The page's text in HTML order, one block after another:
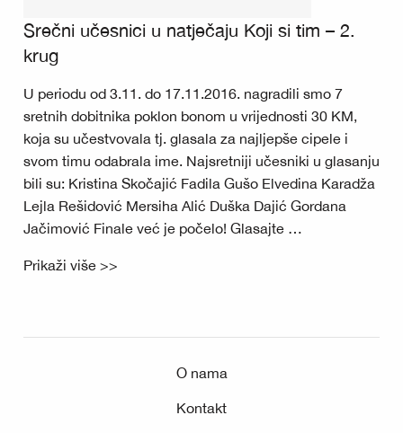
Srečni učesnici u natječaju Koji si tim – 2.
krug
U periodu od 3.11. do 17.11.2016. nagradili smo 7
sretnih dobitnika poklon bonom u vrijednosti 30 KM,
koja su učestvovala tj. glasala za najljepše cipele i
svom timu odabrala ime. Najsretniji učesniki u glasanju
bili su: Kristina Skočajić Fadila Gušo Elvedina Karadža
Lejla Rešidović Mersiha Alić Duška Dajić Gordana
Jačimović Finale već je počelo! Glasajte …
Prikaži više >>
O nama
Kontakt